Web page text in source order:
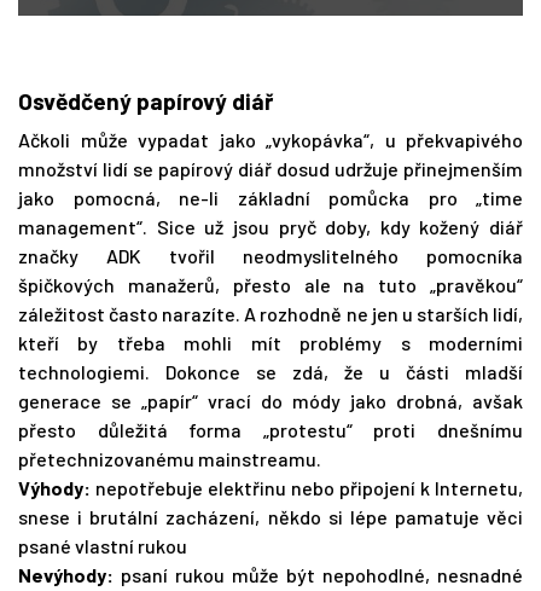
Osvědčený papírový diář
Ačkoli může vypadat jako „vykopávka“, u překvapivého
množství lidí se papírový diář dosud udržuje přinejmenším
jako pomocná, ne-li základní pomůcka pro „time
management“. Sice už jsou pryč doby, kdy kožený diář
značky ADK tvořil neodmyslitelného pomocníka
špičkových manažerů, přesto ale na tuto „pravěkou“
záležitost často narazíte. A rozhodně ne jen u starších lidí,
kteří by třeba mohli mít problémy s moderními
technologiemi. Dokonce se zdá, že u části mladší
generace se „papír“ vrací do módy jako drobná, avšak
přesto důležitá forma „protestu“ proti dnešnímu
přetechnizovanému mainstreamu.
Výhody: nepotřebuje elektřinu nebo připojení k Internetu,
snese i brutální zacházení, někdo si lépe pamatuje věci
psané vlastní rukou
Nevýhody: psaní rukou může být nepohodlné, nesnadné